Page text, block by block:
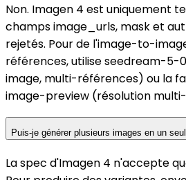
Non. Imagen 4 est uniquement
champs image_urls, mask et
rejetés. Pour de l'image-to-
références, utilise seedream-
image, multi-références) ou la
image-preview (résolution
Puis-je générer plusieurs images en un
La spec d'Imagen 4 n'accepte